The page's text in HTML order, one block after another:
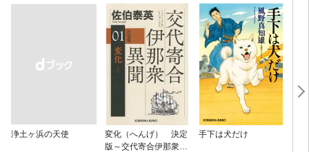
浄土ヶ浜の天使
変化（へんげ） 決定
版～交代寄合伊那衆異
手下は犬だけ